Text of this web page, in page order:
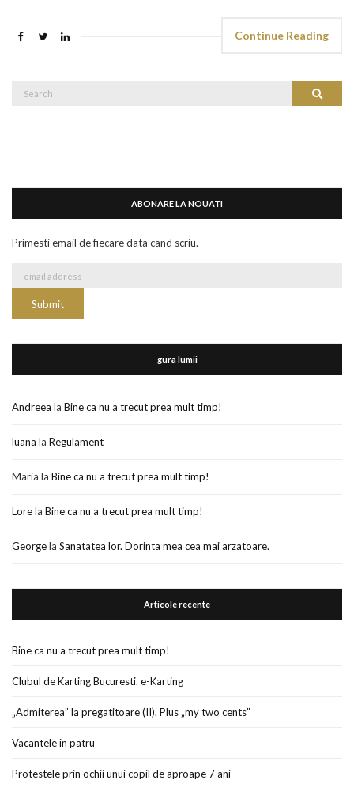
Continue Reading
Search
ABONARE LA NOUATI
Primesti email de fiecare data cand scriu.
gura lumii
Andreea la Bine ca nu a trecut prea mult timp!
luana la Regulament
Maria la Bine ca nu a trecut prea mult timp!
Lorela Bine ca nu a trecut prea mult timp!
Georgela Sanatatea lor. Dorinta mea cea mai arzatoare.
Articole recente
Bine ca nu a trecut prea mult timp!
Clubul de Karting Bucuresti. e-Karting
„Admiterea” la pregatitoare (II). Plus „my two cents”
Vacantele in patru
Protestele prin ochii unui copil de aproape 7 ani